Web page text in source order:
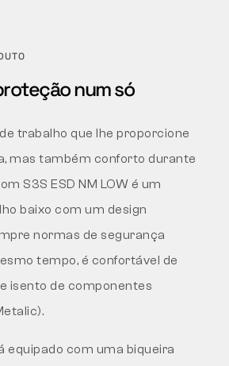
num só
trabalho que lhe proporcione
mas também conforto durante
S3S ESD NM LOW é um
baixo com um design
normas de segurança
tempo, é confortável de
isento de componentes
equipado com uma biqueira